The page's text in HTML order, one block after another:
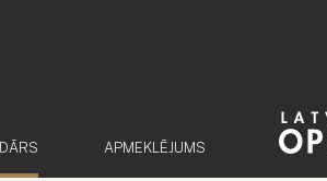
APMEKLĒJUMS